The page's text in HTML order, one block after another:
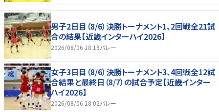
男子2日目（8/6）決勝トーナメント1、2回戦全21試
合の結果【近畿インターハイ2026】
2026/08/06 18:19バレー
女子3日目（8/6）決勝トーナメント3、4回戦全12試
合結果と最終日（8/7）の試合予定【近畿インター
ハイ2026】
2026/08/06 18:02バレー